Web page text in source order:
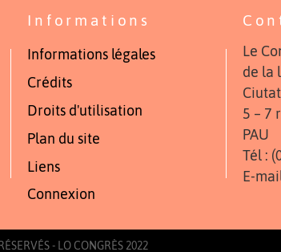
Informations
Informations légales
Crédits
Droits d'utilisation
Plan du site
Liens
Connexion
Le
de la
5 – 7
PAU
Tél :
E-
- LO CONGRÈS 2022